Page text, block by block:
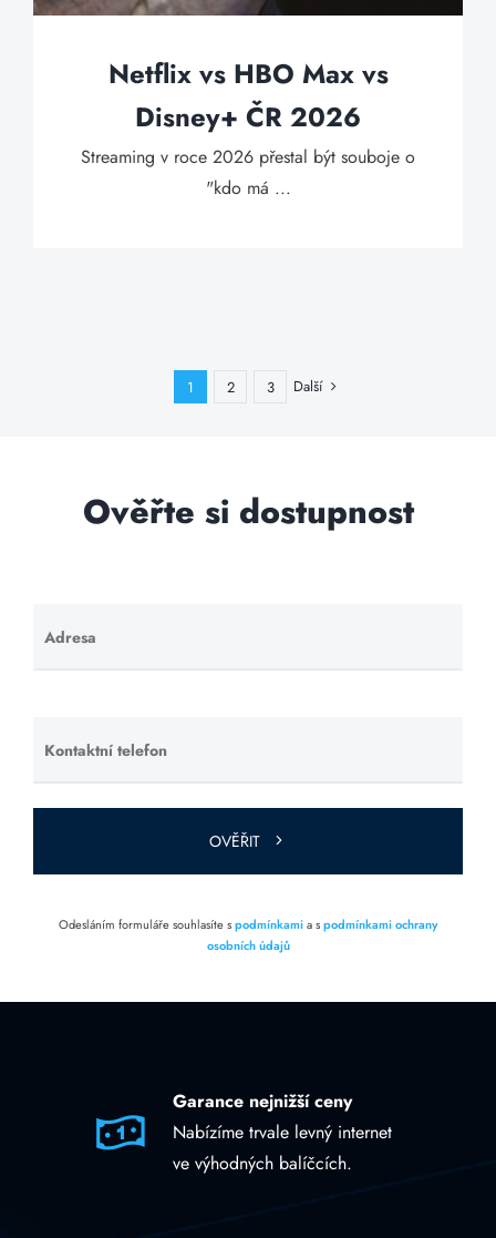
Netflix vs HBO Max vs
Disney+ ČR 2026
Streaming v roce 2026 přestal být souboje o
"kdo má ...
1 2 3 Další
Ověřte si dostupnost
Adresa
Ponechte
toto pole
Kontaktní telefon
Ponechte
toto pole
prázdné.
OVĚŘIT
Odesláním formuláře souhlasíte spodmínkamia spodmínkami ochrany
osobních údajů
Garance nejnižší ceny
Nabízíme trvale levný internet
ve výhodných balíčcích.